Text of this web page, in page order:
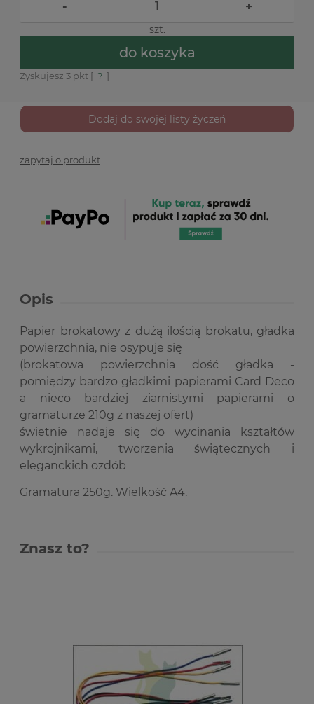
- +
szt.
do koszyka
Zyskujesz 3 pkt [ ? ]
Dodaj do swojej listy życzeń
zapytaj o produkt
Opis
Papier brokatowy z dużą ilością brokatu, gładka
powierzchnia, nie osypuje się
(brokatowa powierzchnia dość gładka -
pomiędzy bardzo gładkimi papierami Card Deco
a nieco bardziej ziarnistymi papierami o
gramaturze 210g z naszej ofert)
świetnie nadaje się do wycinania kształtów
wykrojnikami, tworzenia świątecznych i
eleganckich ozdób
Gramatura 250g. Wielkość A4.
Znasz to?